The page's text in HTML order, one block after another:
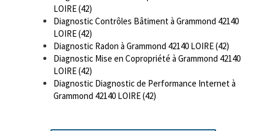
LOIRE (42)
Diagnostic Contrôles Bâtiment à Grammond 42140
LOIRE (42)
Diagnostic Radon à Grammond 42140 LOIRE (42)
Diagnostic Mise en Copropriété à Grammond 42140
LOIRE (42)
Diagnostic Diagnostic de Performance Internet à
Grammond 42140 LOIRE (42)